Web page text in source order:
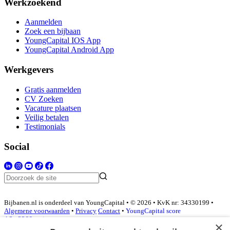
Werkzoekend
Aanmelden
Zoek een bijbaan
YoungCapital IOS App
YoungCapital Android App
Werkgevers
Gratis aanmelden
CV Zoeken
Vacature plaatsen
Veilig betalen
Testimonials
Social
Bijbanen.nl is onderdeel van YoungCapital • © 2026 • KvK nr: 34330199 •
Algemene voorwaarden • Privacy Contact • YoungCapital score
4.3 - 3366 reviews